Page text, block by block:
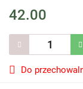
42.00
Do